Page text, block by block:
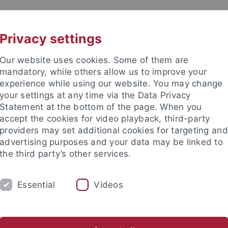
Fakultät
Empirische
AKTUELLES
Privacy settings
Our website uses cookies. Some of them are
mandatory, while others allow us to improve your
experience while using our website. You may change
your settings at any time via the Data Privacy
Statement at the bottom of the page. When you
accept the cookies for video playback, third-party
providers may set additional cookies for targeting and
advertising purposes and your data may be linked to
the third party’s other services.
Essential Videos